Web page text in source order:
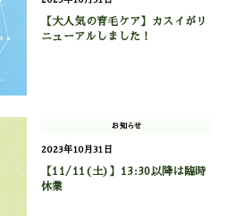
【大人気の育毛ケア】カスイがリ
ニューアルしました！
お知らせ
2023年10月31日
【11/11(土)】13:30以降は臨時
休業